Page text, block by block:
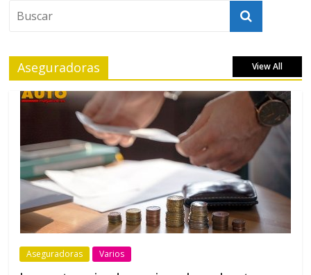
Aseguradoras View All
Aseguradoras Varios